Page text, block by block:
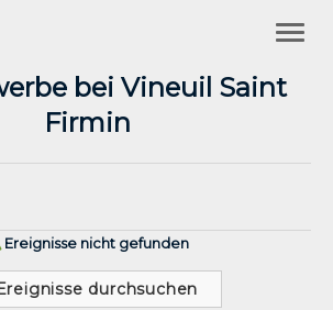
bei Vineuil Saint
Firmin
Ereignisse nicht gefunden
durchsuchen